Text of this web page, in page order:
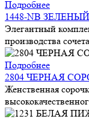
Подробнее
1448-NB
Элегантный
производства
Подробнее
2804 ЧЕРНАЯ
Женственная